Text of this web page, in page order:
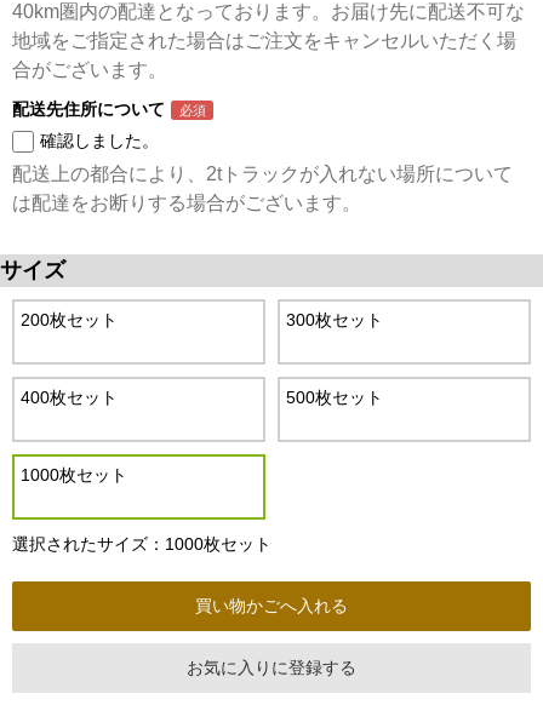
40km圏内の配達となっております。お届け先に配送不可な
地域をご指定された場合はご注文をキャンセルいただく場
合がございます。
配送先住所について
確認しました。
配送上の都合により、2tトラックが入れない場所について
は配達をお断りする場合がございます。
サイズ
200枚セット 300枚セット
400枚セット 500枚セット
1000枚セット
選択されたサイズ：1000枚セット
お気に入りに登録する